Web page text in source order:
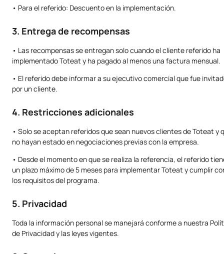
• Para el referido: Descuento en la implementación.
3. Entrega de recompensas
• Las recompensas se entregan solo cuando el cliente referido ha
implementado Toteat y ha pagado al menos una factura mensual.
• El referido debe informar a su ejecutivo comercial que fue
por un cliente.
4. Restricciones adicionales
• Solo se aceptan referidos que sean nuevos clientes de Toteat y
no hayan estado en negociaciones previas con la empresa.
• Desde el momento en que se realiza la referencia, el referido
un plazo máximo de 5 meses para implementar Toteat y cumplir
los requisitos del programa.
5. Privacidad
Toda la información personal se manejará conforme a nuestra
de Privacidad y las leyes vigentes.